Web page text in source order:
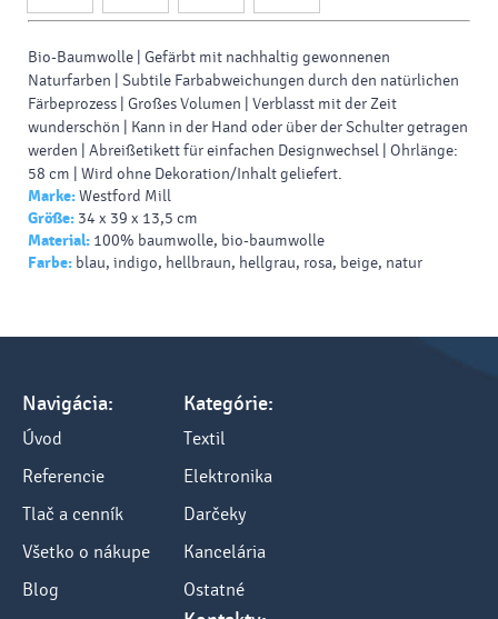
Bio-Baumwolle | Gefärbt mit nachhaltig gewonnenen
Naturfarben | Subtile Farbabweichungen durch den natürlichen
Färbeprozess | Großes Volumen | Verblasst mit der Zeit
wunderschön | Kann in der Hand oder über der Schulter getragen
werden | Abreißetikett für einfachen Designwechsel | Ohrlänge:
58 cm | Wird ohne Dekoration/Inhalt geliefert.
Marke:Westford Mill
Größe: 34 x 39 x 13,5 cm
Material: 100% baumwolle, bio-baumwolle
Farbe: blau, indigo, hellbraun, hellgrau, rosa, beige, natur
Navigácia:
Úvod
Referencie
Tlač a cenník
Všetko o nákupe
Blog
Kategórie:
Textil
Elektronika
Darčeky
Kancelária
Ostatné